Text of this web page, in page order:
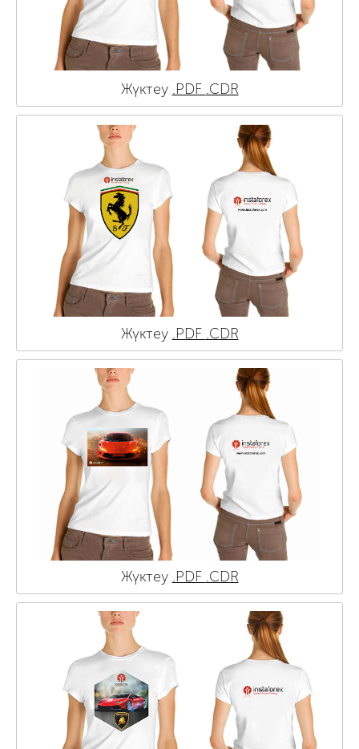
Жүктеу .PDF .CDR
Жүктеу .PDF .CDR
Жүктеу .PDF .CDR